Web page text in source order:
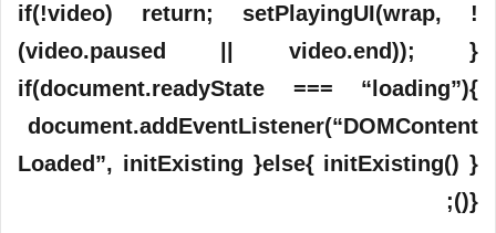
if(!video) return; setPlayingUI(wrap, !
(video.paused || video.end)); }
if(document.readyState === “loading”){
document.addEventListener(“DOMContent
Loaded”, initExisting }else{ initExisting() }
}();